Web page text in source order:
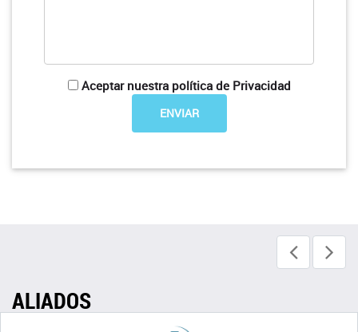
Aceptar nuestra política de Privacidad
ALIADOS